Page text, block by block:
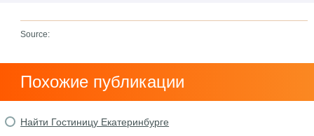
Source:
Похожие публикации
Найти Гостиницу Екатеринбурге